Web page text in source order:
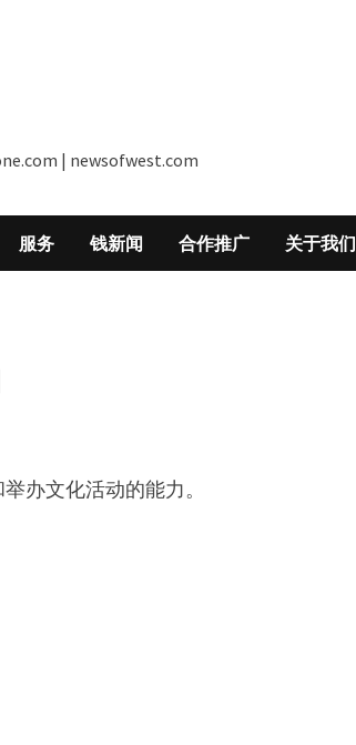
| newsofwest.com
服务 钱新闻 合作推广 关于我们
办文化活动的能力。